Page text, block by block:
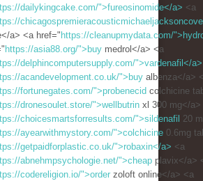
dailykingcake.com/">fureosinomide</a> <a
a> <a href=" https://cleanupmydata.com/
https://asia88.org/">buy medrol</a> <a
delphincomputersupply.com/">vardenafil</a>
acandevelopment.co.uk/">buy albenza</a>
fortunegates.com/">probenecid colchicine
dronesoulet.store/">wellbutrin xl 300 mg</a>
choicesmartsforresults.com/">sildenafil 20
ayearwithmystory.com/">colchicine 0.6mg
getpaidforplastic.co.uk/">robaxin</a> <a
abnehmpsychologie.net/">cheap plavix</a>
codereligion.io/">order zoloft online</a> <a